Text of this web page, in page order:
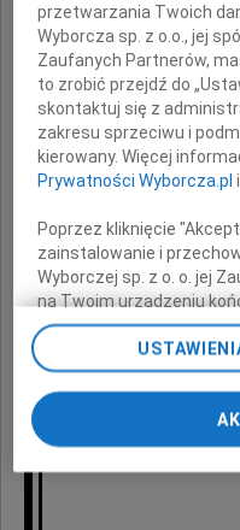
w
przetwarzania Twoich
Wyborcza sp. z o.o., jej
Zaufanych Partnerów,
to zrobić przejdź do
skontaktuj się z
zakresu sprzeciwu i
kierowany. Więcej
Prywatności Wyborcza.pl
Poprzez kliknięcie
zainstalowanie i
Wyborczej sp. z o. o. jej
na Twoim urządzeniu
chwili zmienić swoje
ponownie wywołując
preferencjami dot.
odnośnik „Ustawienia
przechodząc do sekcji
Zmiana ustawień plików
pomocą ustawień
My, nasi Zaufani